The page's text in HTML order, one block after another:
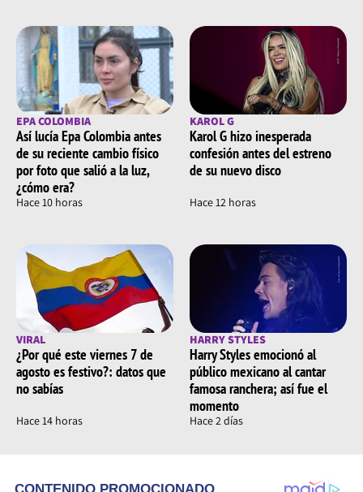
EPA COLOMBIA
Así lucía Epa Colombia antes
de su reciente cambio físico
por foto que salió a la luz,
¿cómo era?
Hace 10 horas
KAROL G
Karol G hizo inesperada
confesión antes del estreno
de su nuevo disco
Hace 12 horas
VIRAL
¿Por qué este viernes 7 de
agosto es festivo?: datos que
no sabías
Hace 14 horas
HARRY STYLES
Harry Styles emocionó al
público mexicano al cantar
famosa ranchera; así fue el
momento
Hace 2 días